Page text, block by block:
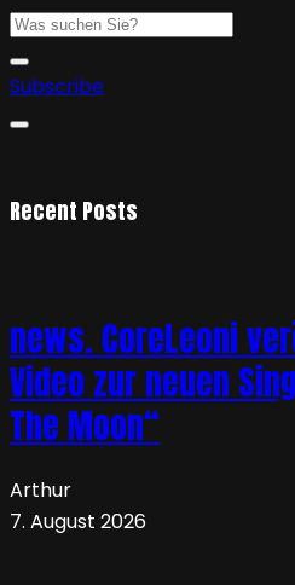
Subscribe
Recent Posts
news. CoreLeoni
Video zur neuen
The Moon“
Arthur
7. August 2026